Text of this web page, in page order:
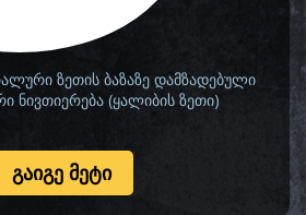
ზეთის ბაზაზე დამზადებული
ნივთიერება (ყალიბის ზეთი)
ᲒᲐᲘᲒᲔ ᲛᲔᲢᲘ